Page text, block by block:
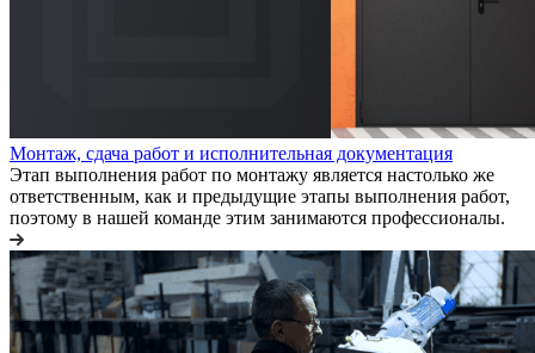
Монтаж, сдача работ и исполнительная документация
Этап выполнения работ по монтажу является настолько же
ответственным, как и предыдущие этапы выполнения работ,
поэтому в нашей команде этим занимаются профессионалы.